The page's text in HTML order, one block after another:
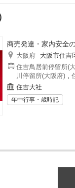
商売発達・家内安全
大阪府
大阪市住吉
住吉鳥居前停留所(
川停留所(大阪府) ,
住吉大社
年中行事・歳時記